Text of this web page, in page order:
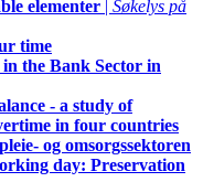
elementer | Søkelys på
time
the Bank Sector in
- a study of
in four countries
og omsorgssektoren
day: Preservation